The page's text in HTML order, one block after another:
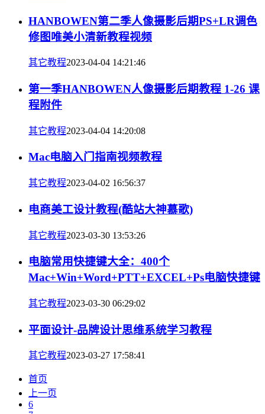
HANBOWEN第二季人像摄影后期PS+LR调色
修图唯美小清新教程视频
其它教程2023-04-04 14:21:46
第一季HANBOWEN人像摄影后期教程 1-26 课
程附件
其它教程2023-04-04 14:20:08
Mac电脑入门指南视频教程
其它教程2023-04-02 16:56:37
电商美工设计教程(酷站大神慕歌)
其它教程2023-03-30 13:53:26
电脑常用快捷键大全：400个
Mac+Win+Word+PTT+EXCEL+Ps电脑快捷键
其它教程2023-03-30 06:29:02
平面设计-品牌设计思维系统学习教程
其它教程2023-03-27 17:58:41
首页
上一页
6